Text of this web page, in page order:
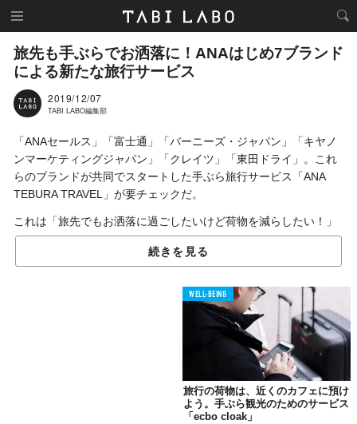
旅先も手ぶらでお洒落に！ANAはじめ7ブランド
による新たな旅行サービス
2019/12/07
TABI LABO編集部
「ANAセールス」「富士通」「バーニーズ・ジャパン」「キヤノ
ンマーケティングジャパン」「クレイツ」「東田ドライ」。これ
らのブランドが共同でスタートした手ぶら旅行サービス「ANA
TEBURA TRAVEL」が要チェックだ。
これは「旅先でもお洒落に過ごしたいけど荷物を減らしたい！」
という利用客の悩みを解消すべく生まれた、プロスタイリストが
選んだ「ファッション」や「一眼レフカメラ」をホテルで受け取
ドライヤーやコテなどもレンタル可能なので、自分では必要最低
限の荷物を持っていくだけでいい。（ショルダーバッグひとつあ
今では旅先で多くの人が利用する、宿や自動車といったシェアリ
ングエコノミーに比べ、それほど浸透しているとはいえないお洒
落に関するサービス。今後、このようなサービスが普及すること
で旅のスタイルが大きく変わるかもしれない。
続きを見る
WELL-BEING
旅行の荷物は、近くのカフェに預け
よう。手ぶら観光のためのサービス
「ecbo cloak」